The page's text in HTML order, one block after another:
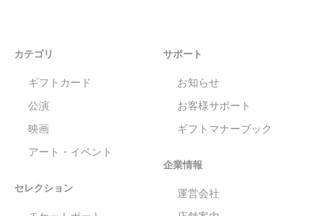
カテゴリ
ギフトカード
公演
映画
アート・イベント
セレクション
サポート
お知らせ
お客様サポート
ギフトマナーブック
企業情報
運営会社